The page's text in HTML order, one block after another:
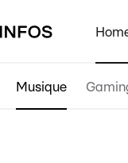
Musique